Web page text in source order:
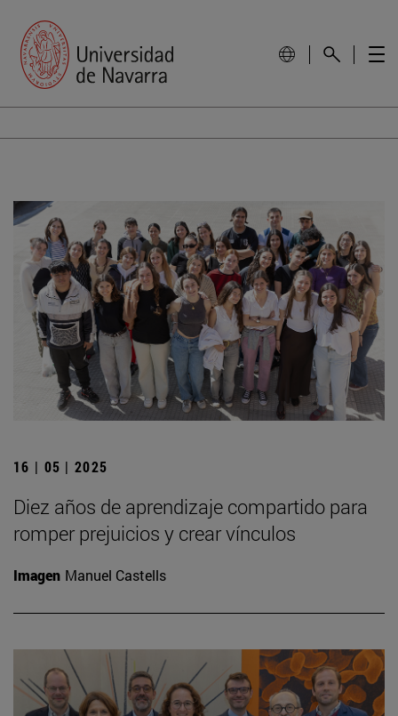
16 | 05 | 2025
Diez años de aprendizaje compartido para
romper prejuicios y crear vínculos
Imagen Manuel Castells